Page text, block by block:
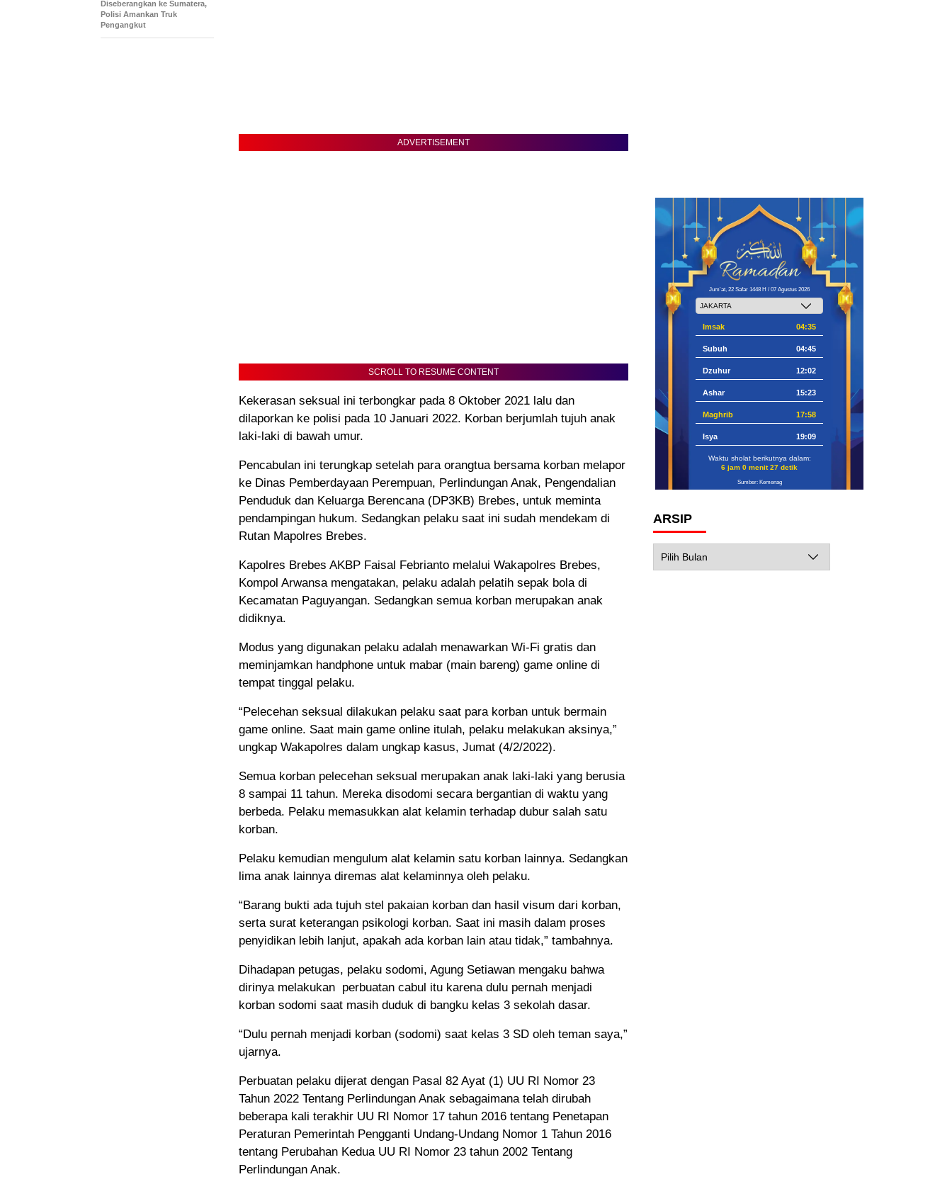
ADVERTISEMENT
SCROLL TO RESUME CONTENT
Kekerasan seksual ini terbongkar pada 8 Oktober 2021 lalu dan
dilaporkan ke polisi pada 10 Januari 2022. Korban berjumlah tujuh anak
laki-laki di bawah umur.
Pencabulan ini terungkap setelah para orangtua bersama korban melapor
ke Dinas Pemberdayaan Perempuan, Perlindungan Anak, Pengendalian
Penduduk dan Keluarga Berencana (DP3KB) Brebes, untuk meminta
pendampingan hukum. Sedangkan pelaku saat ini sudah mendekam di
Rutan Mapolres Brebes.
Kapolres Brebes AKBP Faisal Febrianto melalui Wakapolres Brebes,
Kompol Arwansa mengatakan, pelaku adalah pelatih sepak bola di
Kecamatan Paguyangan. Sedangkan semua korban merupakan anak
didiknya.
Modus yang digunakan pelaku adalah menawarkan Wi-Fi gratis dan
meminjamkan handphone untuk mabar (main bareng) game online di
tempat tinggal pelaku.
“Pelecehan seksual dilakukan pelaku saat para korban untuk bermain
game online. Saat main game online itulah, pelaku melakukan aksinya,”
ungkap Wakapolres dalam ungkap kasus, Jumat (4/2/2022).
Semua korban pelecehan seksual merupakan anak laki-laki yang berusia
8 sampai 11 tahun. Mereka disodomi secara bergantian di waktu yang
berbeda. Pelaku memasukkan alat kelamin terhadap dubur salah satu
korban.
Pelaku kemudian mengulum alat kelamin satu korban lainnya. Sedangkan
lima anak lainnya diremas alat kelaminnya oleh pelaku.
“Barang bukti ada tujuh stel pakaian korban dan hasil visum dari korban,
serta surat keterangan psikologi korban. Saat ini masih dalam proses
penyidikan lebih lanjut, apakah ada korban lain atau tidak,” tambahnya.
Dihadapan petugas, pelaku sodomi, Agung Setiawan mengaku bahwa
dirinya melakukan perbuatan cabul itu karena dulu pernah menjadi
korban sodomi saat masih duduk di bangku kelas 3 sekolah dasar.
“Dulu pernah menjadi korban (sodomi) saat kelas 3 SD oleh teman saya,”
ujarnya.
Perbuatan pelaku dijerat dengan Pasal 82 Ayat (1) UU RI Nomor 23
Tahun 2022 Tentang Perlindungan Anak sebagaimana telah dirubah
beberapa kali terakhir UU RI Nomor 17 tahun 2016 tentang Penetapan
Peraturan Pemerintah Pengganti Undang-Undang Nomor 1 Tahun 2016
tentang Perubahan Kedua UU RI Nomor 23 tahun 2002 Tentang
Perlindungan Anak.
Diseberangkan ke Sumatera,
Polisi Amankan Truk
Pengangkut
Jum'at, 22 Safar 1448 H / 07 Agustus 2026
Imsak 04:35
Subuh 04:45
Dzuhur 12:02
Ashar 15:23
Maghrib 17:58
Isya 19:09
Waktu sholat berikutnya dalam:
6 jam 0 menit 26 detik
Sumber: Kemenag
ARSIP